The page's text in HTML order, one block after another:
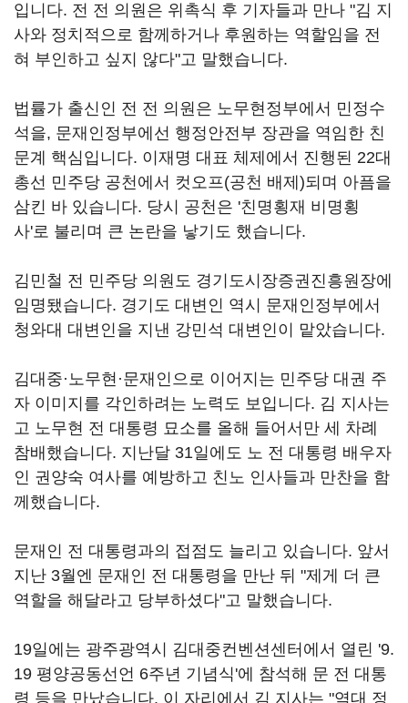
입니다. 전 전 의원은 위촉식 후 기자들과 만나 "김 지
사와 정치적으로 함께하거나 후원하는 역할임을 전
혀 부인하고 싶지 않다"고 말했습니다.
법률가 출신인 전 전 의원은 노무현정부에서 민정수
석을, 문재인정부에선 행정안전부 장관을 역임한 친
문계 핵심입니다. 이재명 대표 체제에서 진행된 22대
총선 민주당 공천에서 컷오프(공천 배제)되며 아픔을
삼킨 바 있습니다. 당시 공천은 '친명횡재 비명횡
사'로 불리며 큰 논란을 낳기도 했습니다.
김민철 전 민주당 의원도 경기도시장증권진흥원장에
임명됐습니다. 경기도 대변인 역시 문재인정부에서
청와대 대변인을 지낸 강민석 대변인이 맡았습니다.
김대중·노무현·문재인으로 이어지는 민주당 대권 주
자 이미지를 각인하려는 노력도 보입니다. 김 지사는
고 노무현 전 대통령 묘소를 올해 들어서만 세 차례
참배했습니다. 지난달 31일에도 노 전 대통령 배우자
인 권양숙 여사를 예방하고 친노 인사들과 만찬을 함
께했습니다.
문재인 전 대통령과의 접점도 늘리고 있습니다. 앞서
지난 3월엔 문재인 전 대통령을 만난 뒤 "제게 더 큰
역할을 해달라고 당부하셨다"고 말했습니다.
19일에는 광주광역시 김대중컨벤션센터에서 열린 '9.
19 평양공동선언 6주년 기념식'에 참석해 문 전 대통
령 등을 만났습니다. 이 자리에서 김 지사는 "역대 정